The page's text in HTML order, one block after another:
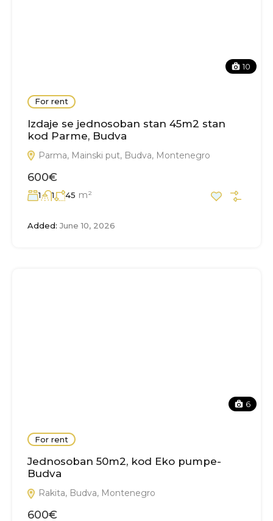
10
For rent
Izdaje se jednosoban stan 45m2 stan
kod Parme, Budva
Parma, Mainski put, Budva, Montenegro
600€
1 1 45 m²
Added: June 10, 2026
6
For rent
Jednosoban 50m2, kod Eko pumpe-
Budva
Rakita, Budva, Montenegro
600€